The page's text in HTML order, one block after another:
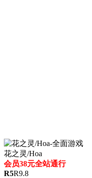
花之灵/Hoa
会员38元全站通行
R5R9.8